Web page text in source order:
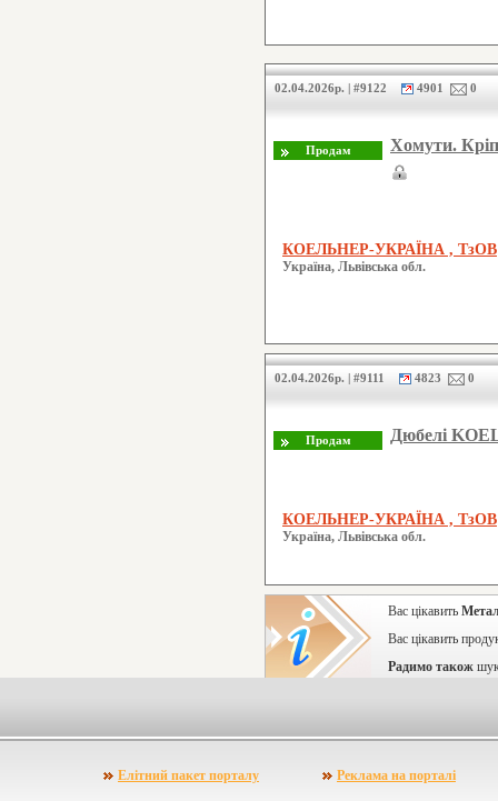
02.04.2026р. | #9122 4901 0
Хомути.
КОЕЛЬНЕР-УКРАЇНА , ТзОВ
Україна, Львівська обл.
02.04.2026р. | #9111 4823 0
Дюбелі
КОЕЛЬНЕР-УКРАЇНА , ТзОВ
Україна, Львівська обл.
Вас цікавить
Вас цікавить
Радимо також
Елітний пакет порталу Реклама на порталі